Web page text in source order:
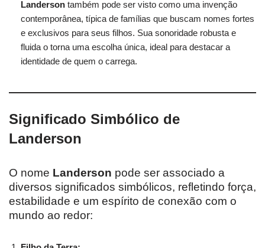
Landerson também pode ser visto como uma invenção
contemporânea, típica de famílias que buscam nomes fortes
e exclusivos para seus filhos. Sua sonoridade robusta e
fluida o torna uma escolha única, ideal para destacar a
identidade de quem o carrega.
Significado Simbólico de
Landerson
O nome Landerson pode ser associado a
diversos significados simbólicos, refletindo força,
estabilidade e um espírito de conexão com o
mundo ao redor: